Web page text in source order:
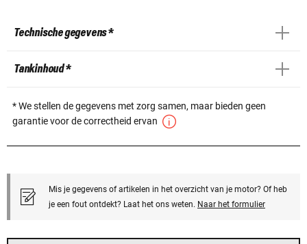
Technische gegevens *
Tankinhoud *
* We stellen de gegevens met zorg samen, maar bieden geen
garantie voor de correctheid ervan
Mis je gegevens of artikelen in het overzicht van je motor? Of heb
je een fout ontdekt? Laat het ons weten. Naar het formulier